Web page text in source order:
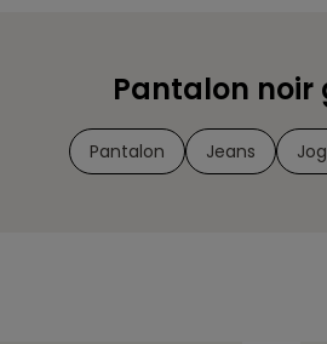
Pantalon noir
Pantalon Jeans